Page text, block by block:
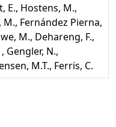
E., Hostens, M.,
M., Fernández Pierna,
M., Dehareng, F.,
Gengler, N.,
M.T., Ferris, C.